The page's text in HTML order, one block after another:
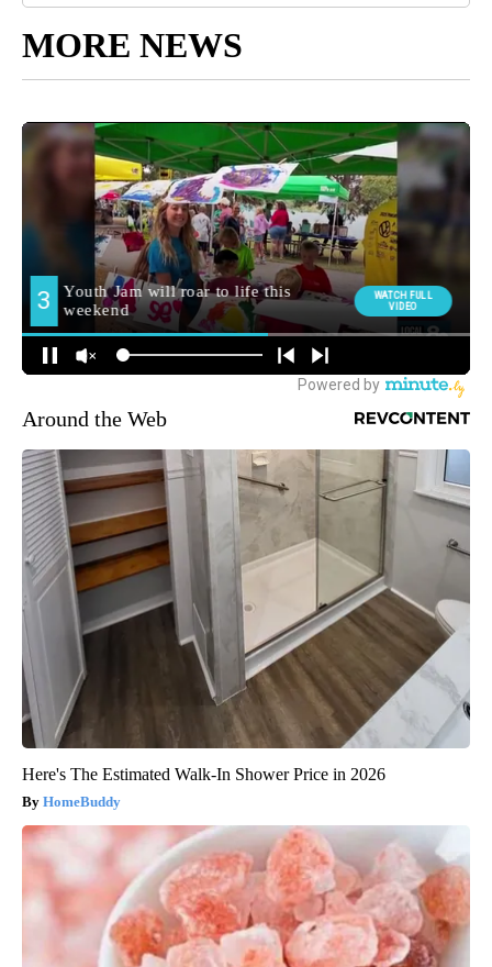
MORE NEWS
Around the Web
Here's The Estimated Walk-In Shower Price in 2026
HomeBuddy